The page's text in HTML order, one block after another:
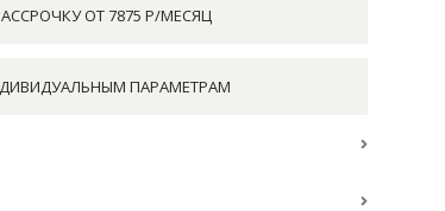
ОТ 7875 Р/МЕСЯЦ
ПАРАМЕТРАМ